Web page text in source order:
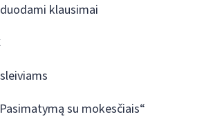
klausimai
su mokesčiais“